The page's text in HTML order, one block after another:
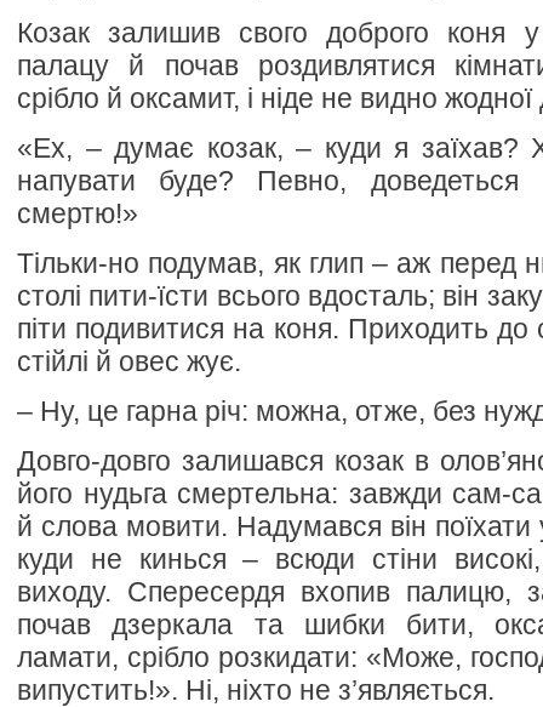
Козак залишив свого доброго коня
палацу й почав роздивлятися
срібло й оксамит, і ніде не видно
«Ех, – думає козак, – куди я заїхав?
напувати буде? Певно, доведеться
смертю!»
Тільки-но подумав, як глип – аж перед
столі пити-їсти всього вдосталь; він
піти подивитися на коня. Приходить до
стійлі й овес жує.
– Ну, це гарна річ: можна, отже, без
Довго-довго залишався козак в
його нудьга смертельна: завжди сам-
й слова мовити. Надумався він поїхати
куди не кинься – всюди стіни
виходу. Спересердя вхопив палицю,
почав дзеркала та шибки бити,
ламати, срібло розкидати: «Може,
випустить!». Ні, ніхто не з’являється.